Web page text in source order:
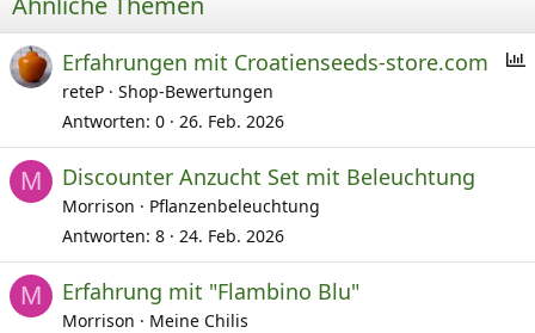
r
Erfahrungen mit Croatienseeds-store.com
reteP
Shop-Bewertungen
Antworten 0 26. Feb. 2026
M Discounter Anzucht Set mit Beleuchtung
Morrison
Pflanzenbeleuchtung
Antworten 8 24. Feb. 2026
M Erfahrung mit "Flambino Blu"
Morrison
Meine Chilis